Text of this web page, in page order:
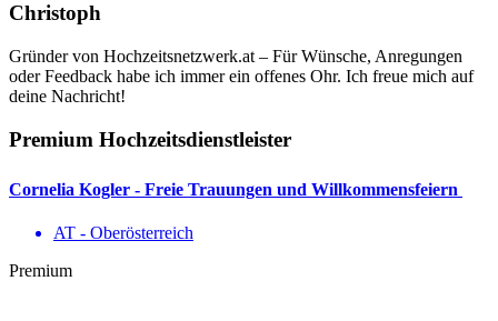
Christoph
Gründer von Hochzeitsnetzwerk.at – Für Wünsche, Anregungen
oder Feedback habe ich immer ein offenes Ohr. Ich freue mich auf
deine Nachricht!
Premium Hochzeitsdienstleister
Cornelia Kogler - Freie Trauungen und Willkommensfeiern
AT - Ober­österreich
Premium